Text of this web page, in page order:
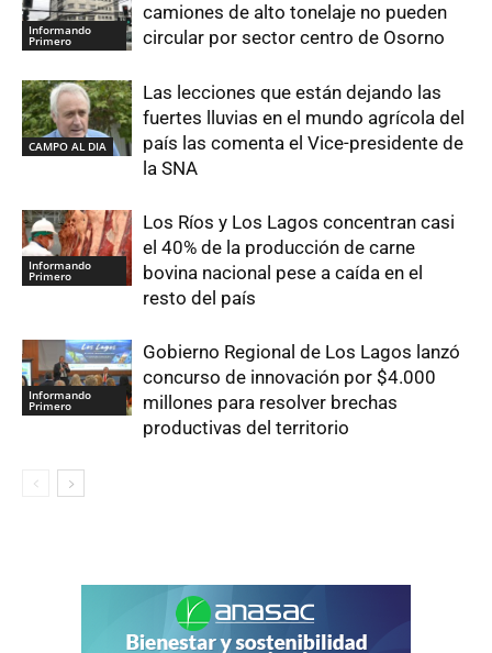
Informando
Primero
camiones de alto tonelaje no pueden
circular por sector centro de Osorno
CAMPO AL DIA
Las lecciones que están dejando las
fuertes lluvias en el mundo agrícola del
país las comenta el Vice-presidente de
la SNA
Informando
Primero
Los Ríos y Los Lagos concentran casi
el 40% de la producción de carne
bovina nacional pese a caída en el
resto del país
Informando
Primero
Gobierno Regional de Los Lagos lanzó
concurso de innovación por $4.000
millones para resolver brechas
productivas del territorio